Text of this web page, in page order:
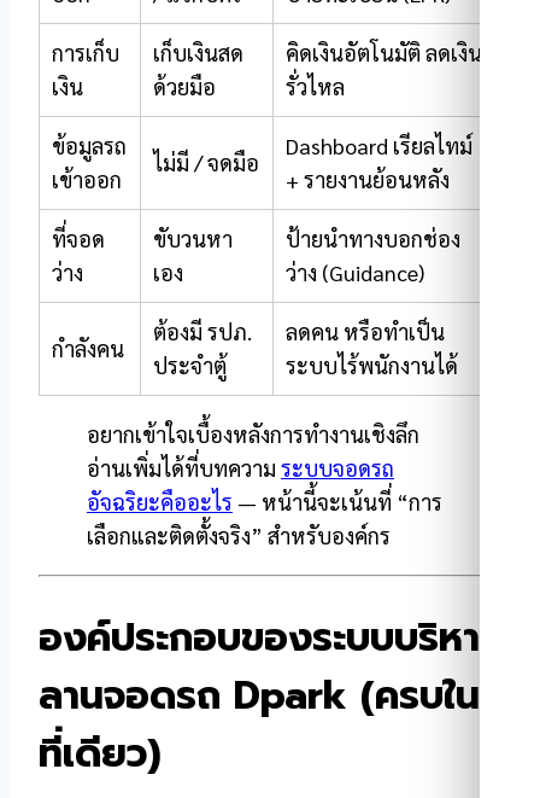
การเก็บ
เงิน
เก็บเงินสด
ด้วยมือ
คิดเงินอัตโนมัติ ลดเงิน
รั่วไหล
ข้อมูลรถ
เข้าออก
ไม่มี / จดมือ
Dashboard เรียลไทม์
+ รายงานย้อนหลัง
ที่จอด
ว่าง
ขับวนหา
เอง
ป้ายนำทางบอกช่อง
ว่าง (Guidance)
กำลังคน
ต้องมี รปภ.
ประจำตู้
ลดคน หรือทำเป็น
ระบบไร้พนักงานได้
อยากเข้าใจเบื้องหลังการทำงานเชิงลึก
อ่านเพิ่มได้ที่บทความ ระบบจอดรถ
อัจฉริยะคืออะไร — หน้านี้จะเน้นที่ “การ
เลือกและติดตั้งจริง” สำหรับองค์กร
องค์ประกอบของระบบบริหาร
ลานจอดรถ Dpark (ครบใน
ที่เดียว)